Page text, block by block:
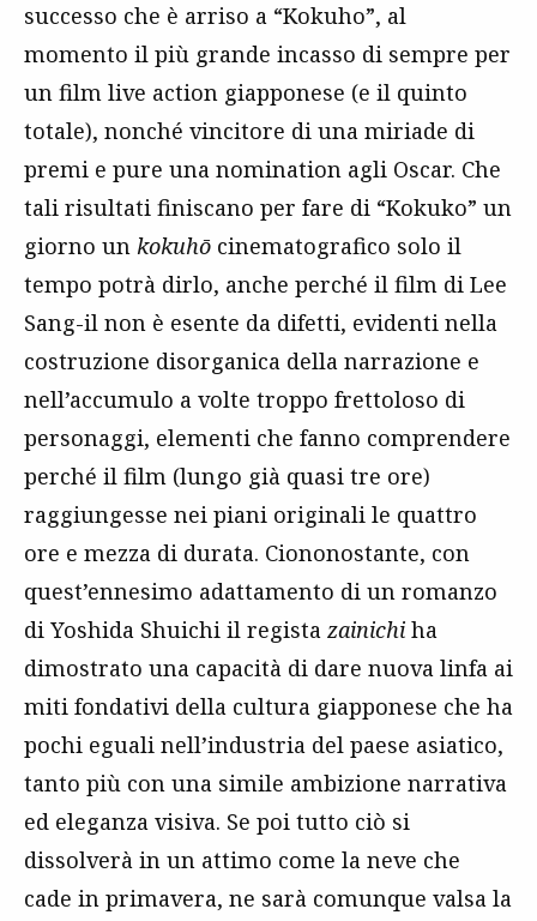
successo che è arriso a “Kokuho”, al
momento il più grande incasso di sempre per
un film live action giapponese (e il quinto
totale), nonché vincitore di una miriade di
premi e pure una nomination agli Oscar. Che
tali risultati finiscano per fare di “Kokuko” un
giorno un kokuhō cinematografico solo il
tempo potrà dirlo, anche perché il film di Lee
Sang-il non è esente da difetti, evidenti nella
costruzione disorganica della narrazione e
nell’accumulo a volte troppo frettoloso di
personaggi, elementi che fanno comprendere
perché il film (lungo già quasi tre ore)
raggiungesse nei piani originali le quattro
ore e mezza di durata. Ciononostante, con
quest’ennesimo adattamento di un romanzo
di Yoshida Shuichi il regista zainichi ha
dimostrato una capacità di dare nuova linfa ai
miti fondativi della cultura giapponese che ha
pochi eguali nell’industria del paese asiatico,
tanto più con una simile ambizione narrativa
ed eleganza visiva. Se poi tutto ciò si
dissolverà in un attimo come la neve che
cade in primavera, ne sarà comunque valsa la